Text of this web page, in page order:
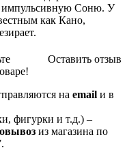
импульсивную Соню. У
как Кано,
Оставить отзыв
на email и в
фигурки и т.д.) –
из магазина по